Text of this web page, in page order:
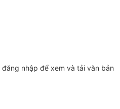
đăng nhập để xem và tải văn bản